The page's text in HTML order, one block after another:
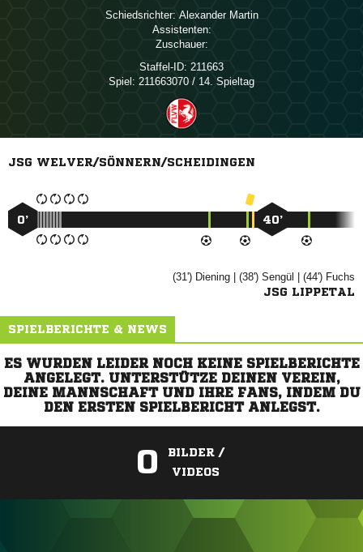
Schiedsrichter:  
Assistenten:
Zuschauer:
Staffel-ID: 211663
Spiel: 211663070 / 14. Spieltag
JSG WELVER/SÖNNERN/SCHEIDINGEN
0’ 40’
(31')  | (38')  | (44') 
JSG LIPPETAL
SPIELBERICHTE & NEWS
ES WURDEN LEIDER NOCH KEINE SPIELBERICHTE
ANGELEGT. UNTERSTÜTZE DEINEN VEREIN,
DEINE MANNSCHAFT UND IHRE FANS, INDEM DU
DEN ERSTEN SPIELBERICHT ANLEGST.
0
BILDER /
VIDEOS